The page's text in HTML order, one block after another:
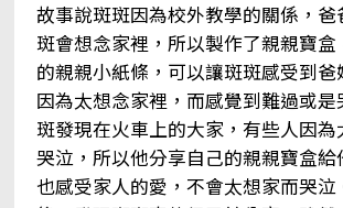
故事說斑斑因為校外教學的關係，
斑會想念家裡，所以製作了親親寶
的親親小紙條，可以讓斑斑感受到
因為太想念家裡，而感覺到難過或
斑發現在火車上的大家，有些人因為
哭泣，所以他分享自己的親親寶盒給
也感受家人的愛，不會太想家而哭泣